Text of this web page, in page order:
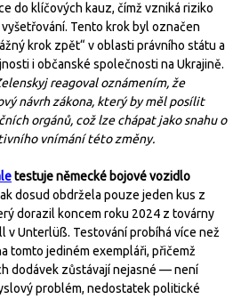
do klíčových kauz, čímž vzniká riziko
Tento krok byl označen
krok zpět“ v oblasti právního státu a
i občanské společnosti na Ukrajině.
reagoval oznámením, že
návrh zákona, který by měl posílit
orgánů, což lze chápat jako snahu o
vnímání této změny.
testuje německé bojové vozidlo
dosud obdržela pouze jeden kus z
dorazil koncem roku 2024 z továrny
v Unterlüß. Testování probíhá více než
tomto jediném exempláři, přičemž
dodávek zůstávají nejasné — není
problém, nedostatek politické